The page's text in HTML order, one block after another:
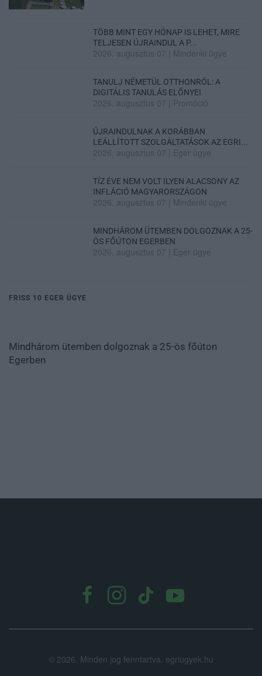
TÖBB MINT EGY HÓNAP IS LEHET, MIRE
TELJESEN ÚJRAINDUL A P...
2026. augusztus 07 Mindenki ügye
TANULJ NÉMETÜL OTTHONRÓL: A
DIGITÁLIS TANULÁS ELŐNYEI
2026. augusztus 07 Promóció
ÚJRAINDULNAK A KORÁBBAN
LEÁLLÍTOTT SZOLGÁLTATÁSOK AZ EGRI...
2026. augusztus 07 Eger ügye
TÍZ ÉVE NEM VOLT ILYEN ALACSONY AZ
INFLÁCIÓ MAGYARORSZÁGON
2026. augusztus 07 Mindenki ügye
MINDHÁROM ÜTEMBEN DOLGOZNAK A 25-
ÖS FŐÚTON EGERBEN
2026. augusztus 07 Eger ügye
FRISS 10 EGER ÜGYE
Mindhárom ütemben dolgoznak a 25-ös főúton
Egerben
© 2026. Minden jog fenntartva. egriugyek.hu